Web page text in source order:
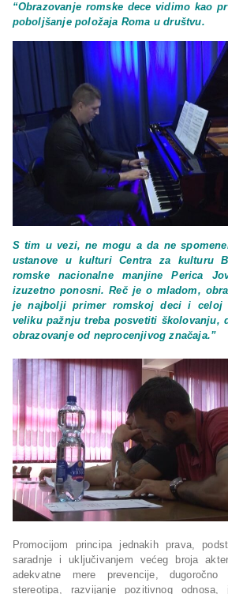
“Obrazovanje romske dece vidimo kao
poboljšanje položaja Roma u društvu.
S tim u vezi, ne mogu a da ne
ustanove u kulturi Centra za kulturu
romske nacionalne manjine Perica
izuzetno ponosni. Reč je o mladom,
je najbolji primer romskoj deci i celoj
veliku pažnju treba posvetiti školovanju,
obrazovanje od neprocenjivog značaja.”
Promocijom principa jednakih prava,
saradnje i uključivanjem većeg broja
adekvatne mere prevencije,
stereotipa, razvijanje pozitivnog